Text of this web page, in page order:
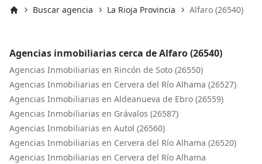
Buscar agencia La Rioja Provincia Alfaro (26540)
Agencias inmobiliarias cerca de Alfaro (26540)
Agencias Inmobiliarias en Rincón de Soto (26550)
Agencias Inmobiliarias en Cervera del Río Alhama (26527)
Agencias Inmobiliarias en Aldeanueva de Ebro (26559)
Agencias Inmobiliarias en Grávalos (26587)
Agencias Inmobiliarias en Autol (26560)
Agencias Inmobiliarias en Cervera del Río Alhama (26520)
Agencias Inmobiliarias en Cervera del Río Alhama